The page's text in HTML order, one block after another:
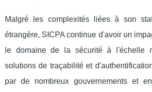
Malgré les complexités liées à son
étrangère, SICPA continue d'avoir un
le domaine de la sécurité à l'échelle
solutions de traçabilité et
par de nombreux gouvernements et